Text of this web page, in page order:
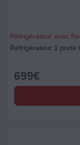
Réfrigérateur avec
Réfrigérateur 1 porte
699€